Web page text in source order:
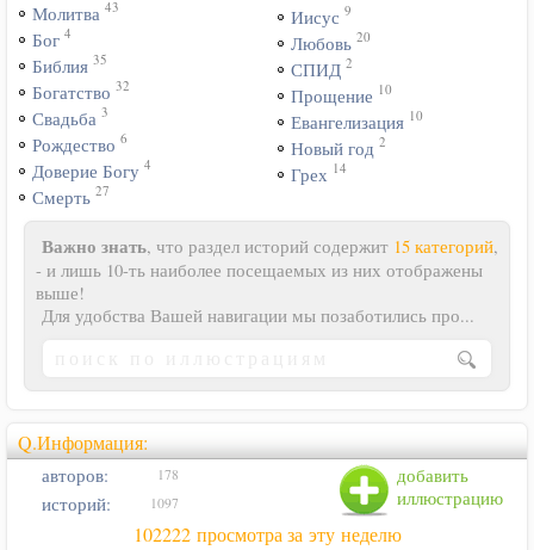
Молитва 43
Бог 4
Библия 35
Богатство 32
Свадьба 3
Рождество 6
Доверие Богу 4
Смерть 27
Иисус 9
Любовь 20
СПИД 2
Прощение 10
Евангелизация 10
Новый год 2
Грех 14
Важно знать, что раздел историй содержит 15 категорий,
- и лишь 10-ть наиболее посещаемых из них отображены
выше!
Для удобства Вашей навигации мы позаботились про...
Q.Информация:
добавить
иллюстрацию
авторов: 178
историй: 1097
102222 просмотра за эту неделю